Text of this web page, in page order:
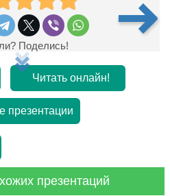
Поделись!
Читать онлайн!
презентации
презентаций